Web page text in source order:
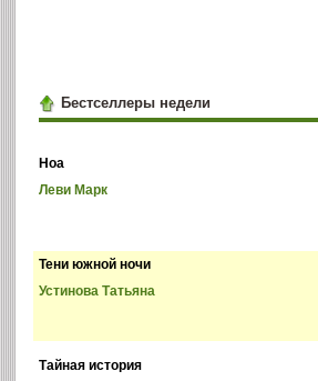
Бестселлеры недели
Ноа
Леви Марк
Тени южной ночи
Устинова Татьяна
Тайная история